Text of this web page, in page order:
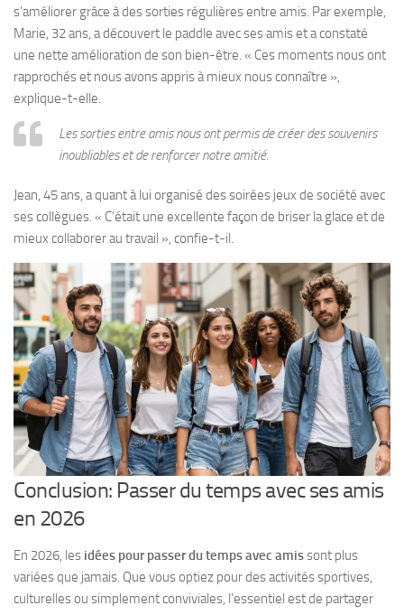
s’améliorer grâce à des sorties régulières entre amis. Par exemple,
Marie, 32 ans, a découvert le paddle avec ses amis et a constaté
une nette amélioration de son bien-être. « Ces moments nous ont
rapprochés et nous avons appris à mieux nous connaître »,
explique-t-elle.
Les sorties entre amis nous ont permis de créer des souvenirs
inoubliables et de renforcer notre amitié.
Jean, 45 ans, a quant à lui organisé des soirées jeux de société avec
ses collègues. « C’était une excellente façon de briser la glace et de
mieux collaborer au travail », confie-t-il.
Conclusion: Passer du temps avec ses amis
en 2026
En 2026, les idées pour passer du temps avec amissont plus
variées que jamais. Que vous optiez pour des activités sportives,
culturelles ou simplement conviviales, l’essentiel est de partager